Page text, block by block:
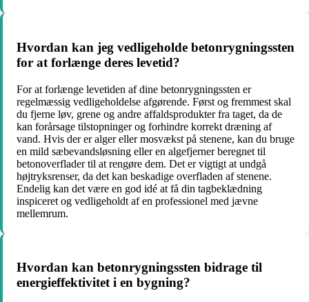
Hvordan kan jeg vedligeholde betonrygningssten
for at forlænge deres levetid?
For at forlænge levetiden af dine betonrygningssten er
regelmæssig vedligeholdelse afgørende. Først og fremmest skal
du fjerne løv, grene og andre affaldsprodukter fra taget, da de
kan forårsage tilstopninger og forhindre korrekt dræning af
vand. Hvis der er alger eller mosvækst på stenene, kan du bruge
en mild sæbevandsløsning eller en algefjerner beregnet til
betonoverflader til at rengøre dem. Det er vigtigt at undgå
højtryksrenser, da det kan beskadige overfladen af stenene.
Endelig kan det være en god idé at få din tagbeklædning
inspiceret og vedligeholdt af en professionel med jævne
mellemrum.
Hvordan kan betonrygningssten bidrage til
energieffektivitet i en bygning?